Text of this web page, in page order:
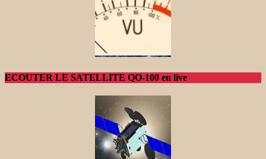
ECOUTER LE SATELLITE QO-100 en live